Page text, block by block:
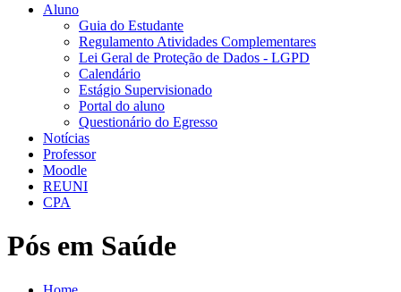
Aluno
Guia do Estudante
Regulamento Atividades Complementares
Lei Geral de Proteção de Dados - LGPD
Calendário
Estágio Supervisionado
Portal do aluno
Questionário do Egresso
Notícias
Professor
Moodle
REUNI
CPA
Pós em Saúde